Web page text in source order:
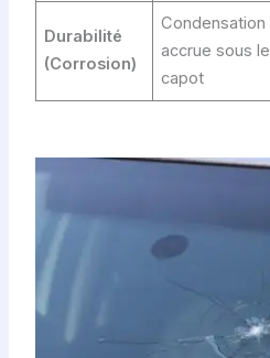
Durabilité
(Corrosion)
Condensation
accrue sous le
capot